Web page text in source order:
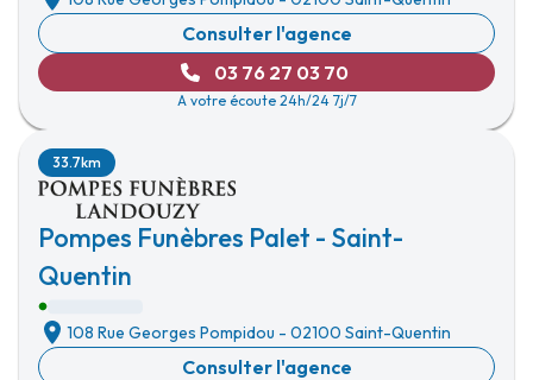
Consulter l'agence
03 76 27 03 70
A votre écoute 24h/24 7j/7
Pompes Funèbres Palet - Saint-
Quentin
33.7km
108 Rue Georges Pompidou - 02100 Saint-Quentin
Consulter l'agence